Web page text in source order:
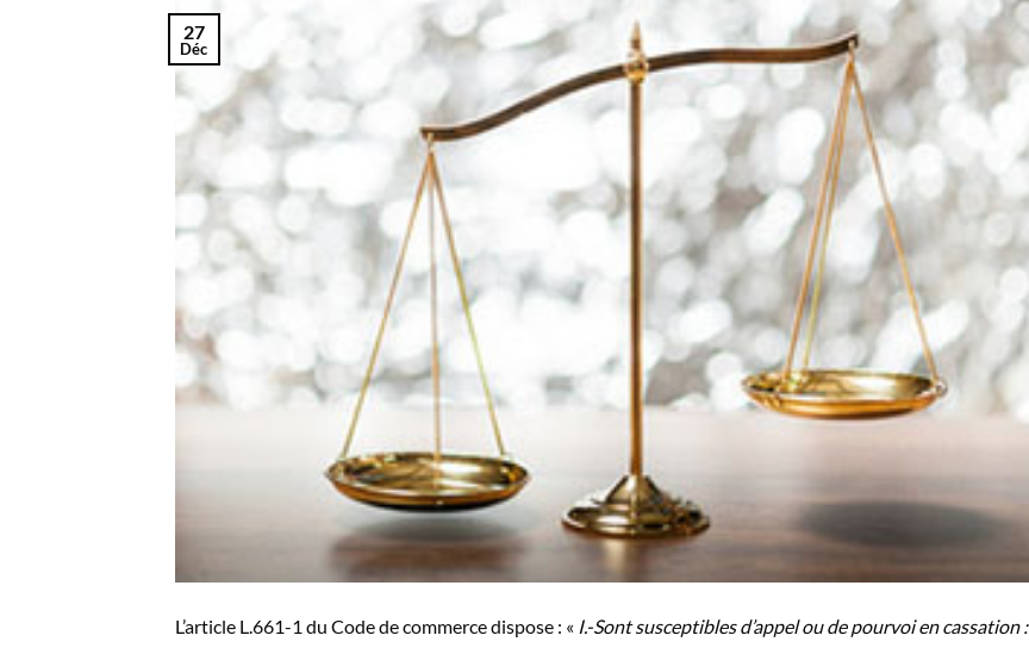
27
Déc
L’article L.661-1 du Code de commerce dispose : « I.-Sont susceptibles d’appel ou de pourvoi en cassation :